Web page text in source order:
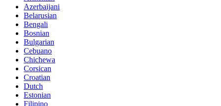
Azerbaijani
Belarusian
Bengali
Bosnian
Bulgarian
Cebuano
Chichewa
Corsican
Croatian
Dutch
Estonian
Filipino